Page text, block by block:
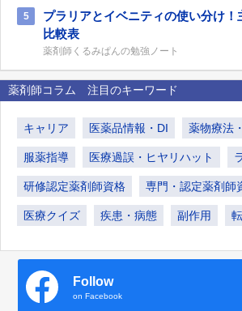
5
プラリアとイベニティの使い分け！
比較表
薬剤師くるみぱんの勉強ノート
薬剤師コラム 注目のキーワード
キャリア 医薬品情報・DI 薬物療法
服薬指導 医療過誤・ヒヤリハット
研修認定薬剤師資格 専門・認定薬剤師
医療クイズ 疾患・病態 副作用
Follow
on Facebook